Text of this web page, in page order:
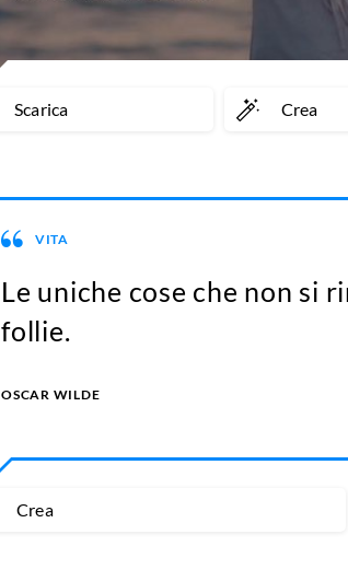
Scarica Crea
VITA
Le uniche cose che non si
follie.
OSCAR WILDE
Crea